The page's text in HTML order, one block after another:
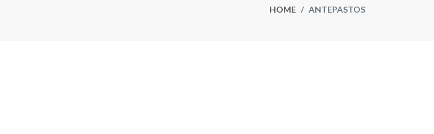
HOME ANTEPASTOS